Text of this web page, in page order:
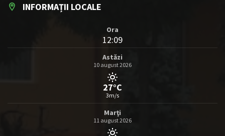
INFORMAȚII LOCALE
Ora
12:09
Astăzi
10 august 2026
27°C
3m/s
Marţi
11 august 2026